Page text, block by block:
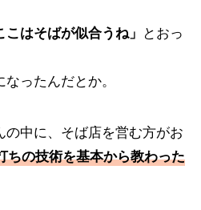
こはそばが似合うね」
とおっ
ったんだとか。
の中に、そば店を営む方がお
ちの技術を基本から教わった